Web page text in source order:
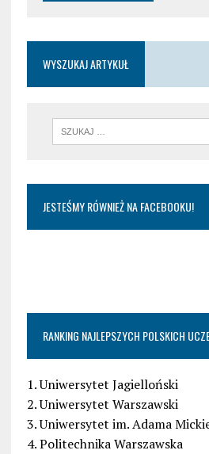
WYSZUKAJ ARTYKUŁ
JESTEŚMY RÓWNIEŻ NA FACEBOOKU!
RANKING NAJLEPSZYCH POLSKICH
1. Uniwersytet Jagielloński
2. Uniwersytet Warszawski
3. Uniwersytet im. Adama
4. Politechnika Warszawska